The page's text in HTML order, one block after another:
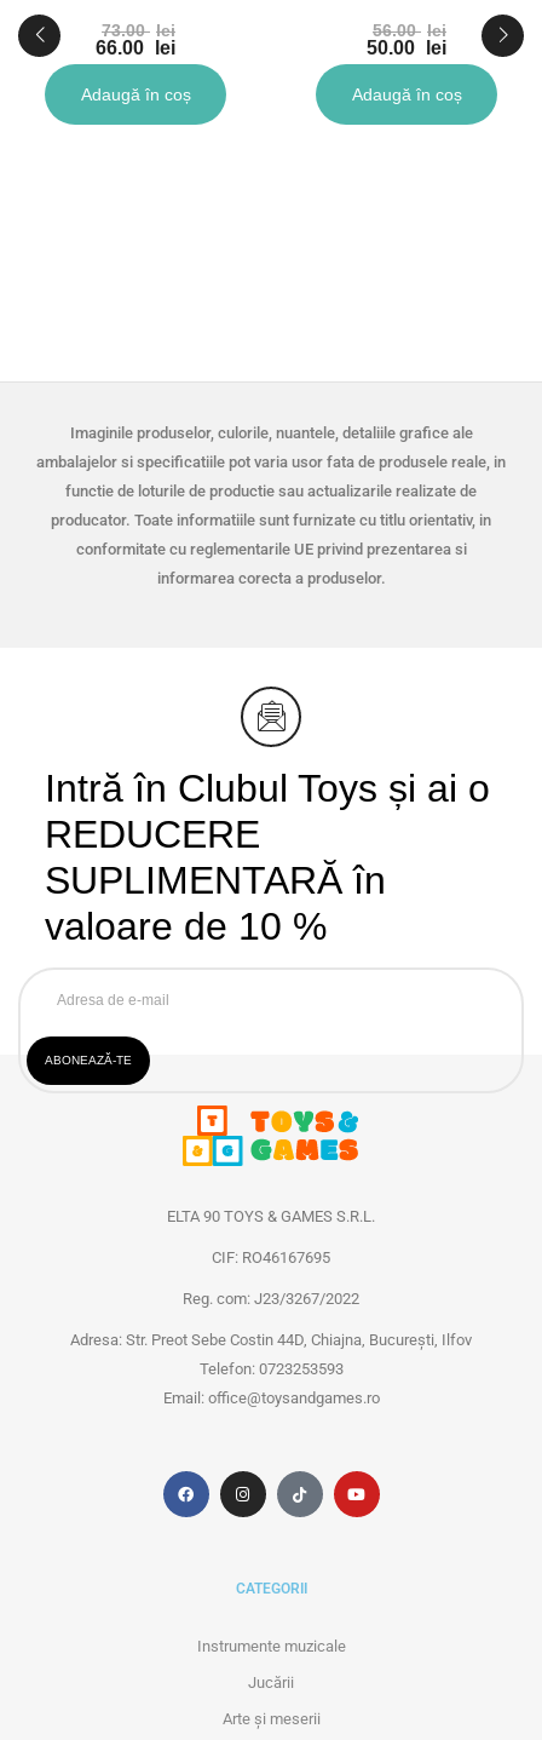
73.00 lei
66.00 lei
Adaugă în coș
56.00 lei
50.00 lei
Adaugă în coș
Imaginile produselor, culorile, nuantele, detaliile grafice ale
ambalajelor si specificatiile pot varia usor fata de produsele reale, in
functie de loturile de productie sau actualizarile realizate de
producator. Toate informatiile sunt furnizate cu titlu orientativ, in
conformitate cu reglementarile UE privind prezentarea si
informarea corecta a produselor.
Intră în Clubul Toys și ai o
REDUCERE
SUPLIMENTARĂ în
valoare de 10 %
ELTA 90 TOYS & GAMES S.R.L.
CIF: RO46167695
Reg. com: J23/3267/2022
Adresa: Str. Preot Sebe Costin 44D, Chiajna, București, Ilfov
Telefon: 0723253593
Email: office@toysandgames.ro
CATEGORII
Instrumente muzicale
Jucării
Arte și meserii